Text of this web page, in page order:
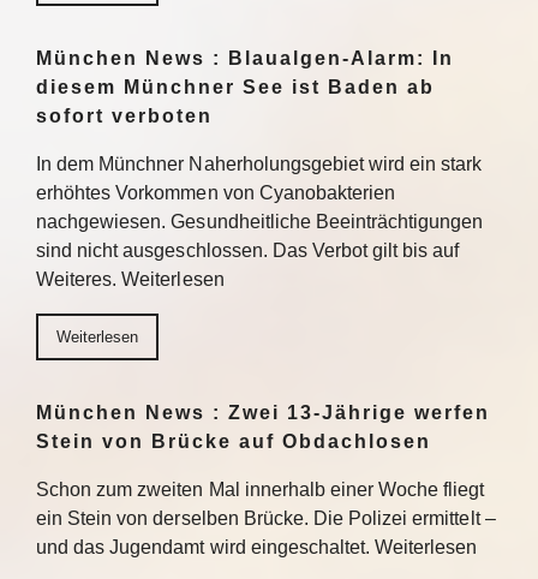
München News : Blaualgen-Alarm: In
diesem Münchner See ist Baden ab
sofort verboten
In dem Münchner Naherholungsgebiet wird ein stark
erhöhtes Vorkommen von Cyanobakterien
nachgewiesen. Gesundheitliche Beeinträchtigungen
sind nicht ausgeschlossen. Das Verbot gilt bis auf
Weiteres. Weiterlesen
Weiterlesen
München News : Zwei 13-Jährige werfen
Stein von Brücke auf Obdachlosen
Schon zum zweiten Mal innerhalb einer Woche fliegt
ein Stein von derselben Brücke. Die Polizei ermittelt –
und das Jugendamt wird eingeschaltet. Weiterlesen